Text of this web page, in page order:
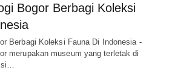
Bogor Berbagi Koleksi
Berbagi Koleksi Fauna Di Indonesia -
merupakan museum yang terletak di